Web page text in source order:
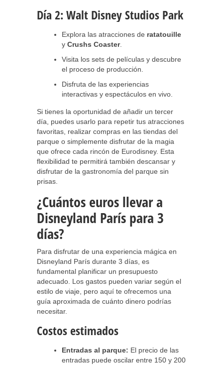
Día 2: Walt Disney Studios Park
Explora las atracciones de ratatouille
y Crushs Coaster.
Visita los sets de películas y descubre
el proceso de producción.
Disfruta de las experiencias
interactivas y espectáculos en vivo.
Si tienes la oportunidad de añadir un tercer
día, puedes usarlo para repetir tus atracciones
favoritas, realizar compras en las tiendas del
parque o simplemente disfrutar de la magia
que ofrece cada rincón de Eurodisney. Esta
flexibilidad te permitirá también descansar y
disfrutar de la gastronomía del parque sin
prisas.
¿Cuántos euros llevar a
Disneyland París para 3
días?
Para disfrutar de una experiencia mágica en
Disneyland París durante 3 días, es
fundamental planificar un presupuesto
adecuado. Los gastos pueden variar según el
estilo de viaje, pero aquí te ofrecemos una
guía aproximada de cuánto dinero podrías
necesitar.
Costos estimados
Entradas al parque: El precio de las
entradas puede oscilar entre 150 y 200